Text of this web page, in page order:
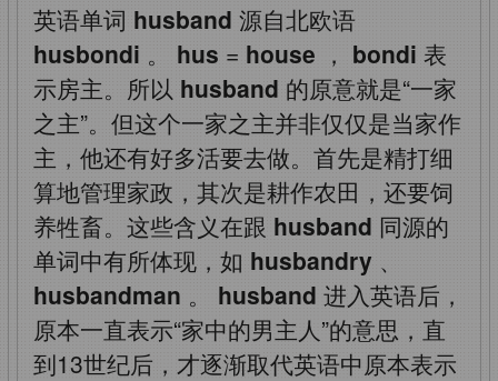
英语单词 husband 源自北欧语
husbondi 。 hus = house ， bondi 表
示房主。所以 husband 的原意就是“一家
之主”。但这个一家之主并非仅仅是当家作
主，他还有好多活要去做。首先是精打细
算地管理家政，其次是耕作农田，还要饲
养牲畜。这些含义在跟 husband 同源的
单词中有所体现，如 husbandry 、
husbandman 。 husband 进入英语后，
原本一直表示“家中的男主人”的意思，直
到13世纪后，才逐渐取代英语中原本表示